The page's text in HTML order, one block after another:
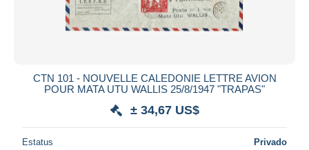
CTN 101 - NOUVELLE CALEDONIE LETTRE AVION
POUR MATA UTU WALLIS 25/8/1947 "TRAPAS"
± 34,67 US$
Estatus Privado